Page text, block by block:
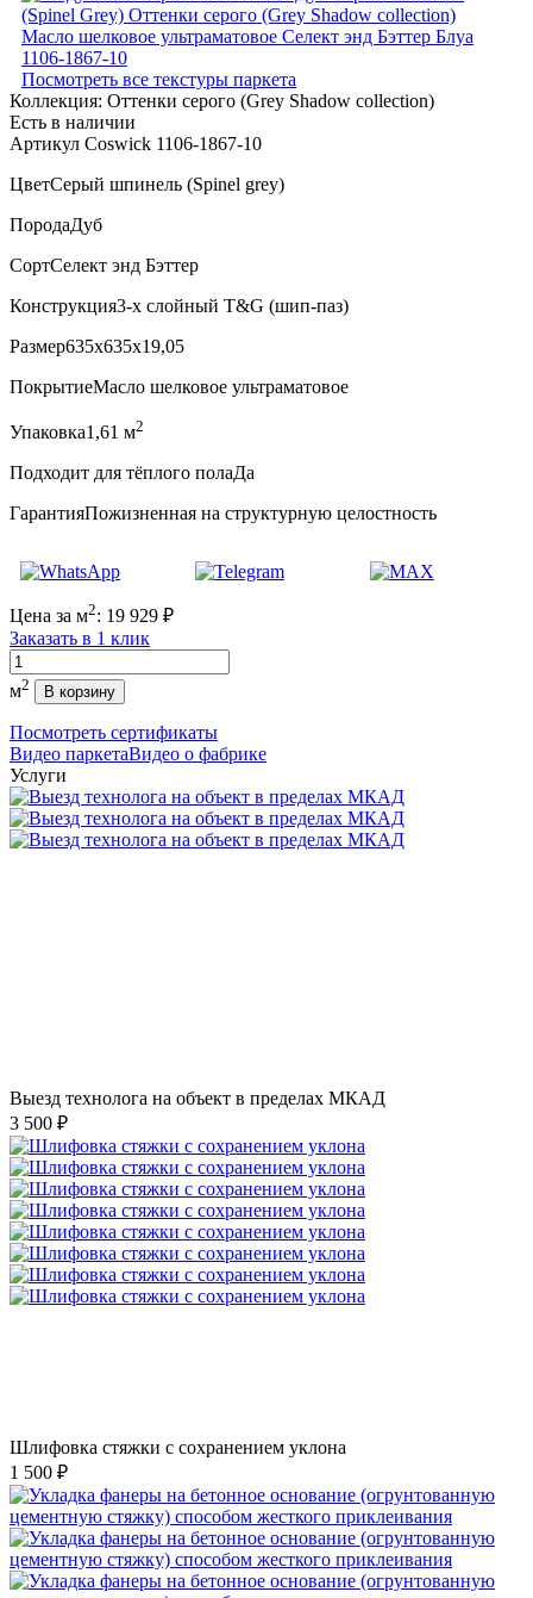
Посмотреть все текстуры паркета
Коллекция: Оттенки серого (Grеy Shadow collection)
Есть в наличии
Артикул Coswick 1106-1867-10
ЦветСерый шпинель (Spinel grey)
ПородаДуб
СортСелект энд Бэттер
Конструкция3-х слойный T&G (шип-паз)
Размер635x635x19,05
ПокрытиеМасло шелковое ультраматовое
Упаковка1,61 м2
Подходит для тёплого полаДа
ГарантияПожизненная на структурную целостность
Цена за м2: 19 929 ₽
Заказать в 1 клик
Количество
м2 В корзину
Посмотреть сертификаты
Видео паркетаВидео о фабрике
Услуги
Выезд технолога на объект в пределах МКАД
3 500 ₽
Шлифовка стяжки с сохранением уклона
1 500 ₽